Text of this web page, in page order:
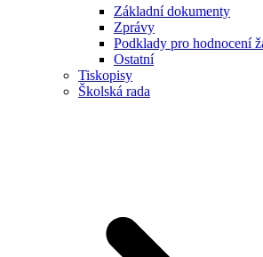
Základní dokumenty
Zprávy
Podklady pro hodnocení
Ostatní
Tiskopisy
Školská rada